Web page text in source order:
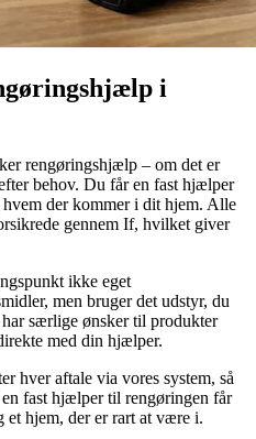
i
rengøringshjælp – om det er
behov. Du får en fast hjælper
der kommer i dit hjem. Alle
gennem If, hvilket giver
ikke eget
men bruger det udstyr, du
særlige ønsker til produkter
med din hjælper.
hver aftale via vores system, så
fast hjælper til rengøringen får
et hjem, der er rart at være i.